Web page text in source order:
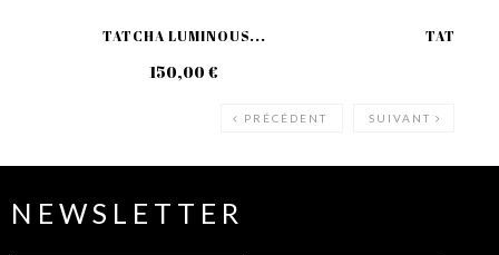
TATCHA LUMINOUS...
150,00 €
TATCHA
PRÉCÉDENT SUIVANT
NEWSLETTER